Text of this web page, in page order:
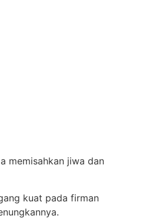
memisahkan jiwa dan
kuat pada firman